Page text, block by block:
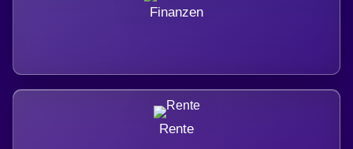
Finanzen
Rente